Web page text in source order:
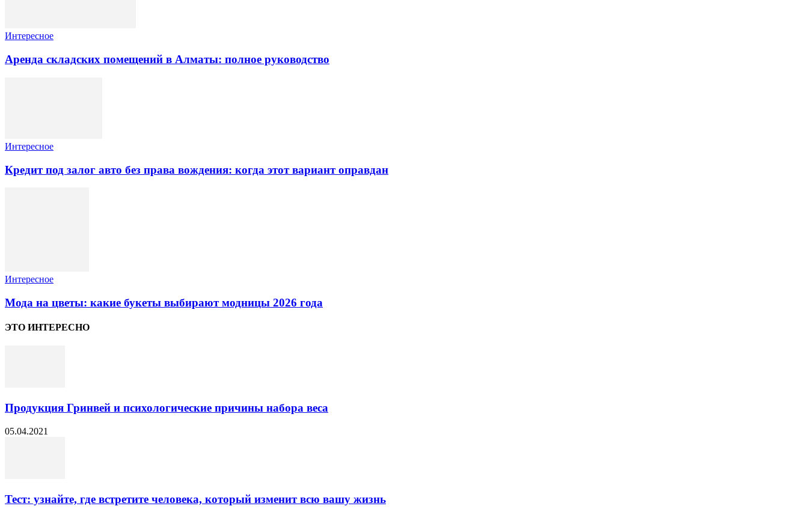
Интересное
Аренда складских помещений в Алматы: полное руководство
Интересное
Кредит под залог авто без права вождения: когда этот вариант оправдан
Интересное
Мода на цветы: какие букеты выбирают модницы 2026 года
ЭТО ИНТЕРЕСНО
Продукция Гринвей и психологические причины набора веса
05.04.2021
Тест: узнайте, где встретите человека, который изменит всю вашу жизнь